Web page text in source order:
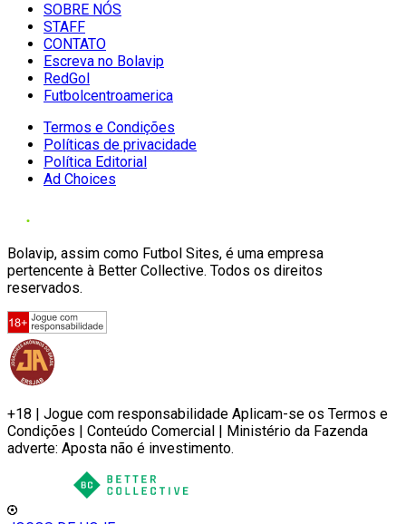
SOBRE NÓS
STAFF
CONTATO
Escreva no Bolavip
RedGol
Futbolcentroamerica
Termos e Condições
Políticas de privacidade
Política Editorial
Ad Choices
Bolavip, assim como Futbol Sites, é uma empresa
pertencente à Better Collective. Todos os direitos
reservados.
+18 | Jogue com responsabilidade Aplicam-se os Termos e
Condições | Conteúdo Comercial | Ministério da Fazenda
adverte: Aposta não é investimento.